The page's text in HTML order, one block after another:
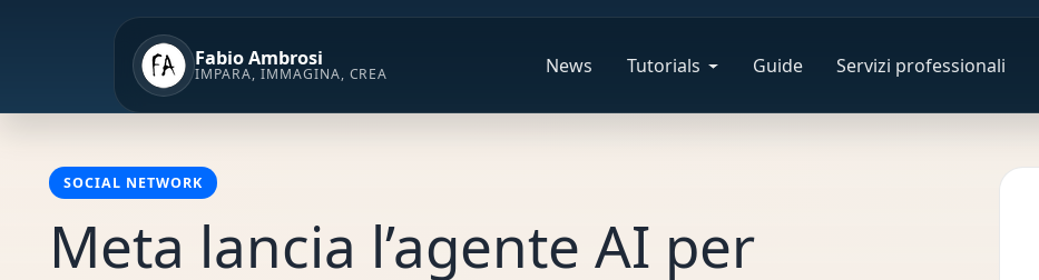
Fabio Ambrosi
IMPARA, IMMAGINA, CREA News Tutorials Guide Servizi professionali
SOCIAL NETWORK
Meta lancia l’agente AI per